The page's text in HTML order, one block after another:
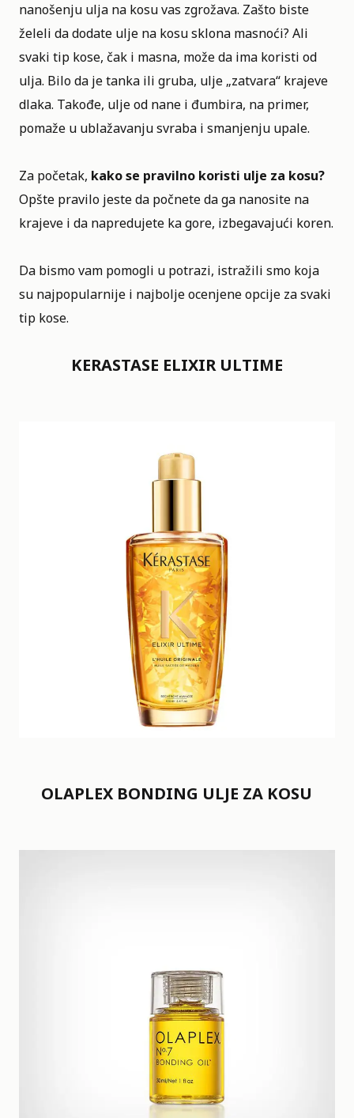
nanošenju ulja na kosu vas zgrožava. Zašto biste
želeli da dodate ulje na kosu sklona masnoći? Ali
svaki tip kose, čak i masna, može da ima koristi od
ulja. Bilo da je tanka ili gruba, ulje „zatvara“ krajeve
dlaka. Takođe, ulje od nane i đumbira, na primer,
pomaže u ublažavanju svraba i smanjenju upale.
Za početak, kako se pravilno koristi ulje za kosu?
Opšte pravilo jeste da počnete da ga nanosite na
krajeve i da napredujete ka gore, izbegavajući koren.
Da bismo vam pomogli u potrazi, istražili smo koja
su najpopularnije i najbolje ocenjene opcije za svaki
tip kose.
KERASTASE ELIXIR ULTIME
OLAPLEX BONDING ULJE ZA KOSU